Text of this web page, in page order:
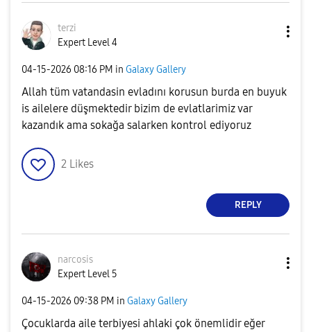
terzi
Expert Level 4
‎04-15-2026 08:16 PM in Galaxy Gallery
Allah tüm vatandasin evladını korusun burda en buyuk
is ailelere düşmektedir bizim de evlatlarimiz var
kazandık ama sokağa salarken kontrol ediyoruz
2 Likes
REPLY
narcosis
Expert Level 5
‎04-15-2026 09:38 PM in Galaxy Gallery
Çocuklarda aile terbiyesi ahlaki çok önemlidir eğer